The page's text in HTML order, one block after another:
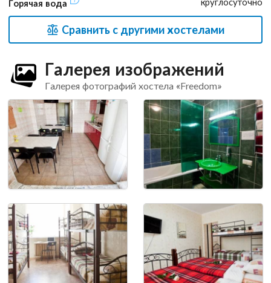
Горячая вода
Сравнить с другими хостелами
Галерея изображений
Галерея фотографий хостела «Freedom»